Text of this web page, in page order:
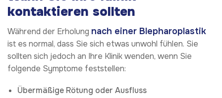
kontaktieren sollten
Während der Erholung nach einer Blepharoplastik
ist es normal, dass Sie sich etwas unwohl fühlen. Sie
sollten sich jedoch an Ihre Klinik wenden, wenn Sie
folgende Symptome feststellen:
Übermäßige Rötung oder Ausfluss